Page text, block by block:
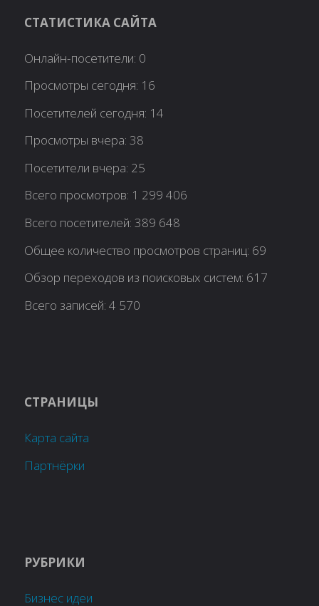
СТАТИСТИКА САЙТА
Онлайн-посетители: 0
Просмотры сегодня: 16
Посетителей сегодня: 14
Просмотры вчера:38
Посетители вчера: 25
Всего просмотров: 1 299 406
Всего посетителей:389 648
Общее количество просмотров страниц: 69
Обзор переходов из поисковых систем: 617
Всего записей:4 570
СТРАНИЦЫ
Карта сайта
Партнёрки
РУБРИКИ
Бизнес идеи